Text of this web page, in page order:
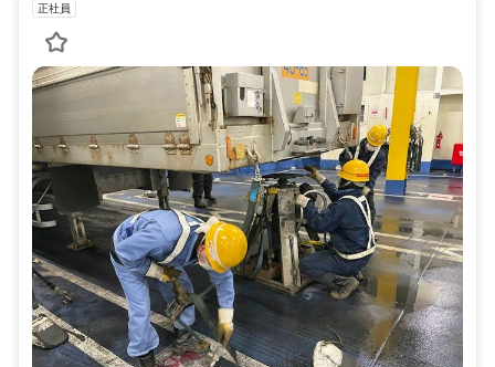
正社員